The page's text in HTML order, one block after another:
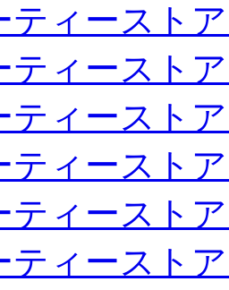
ティースト
ティースト
ティースト
ティースト
ティースト
ティースト